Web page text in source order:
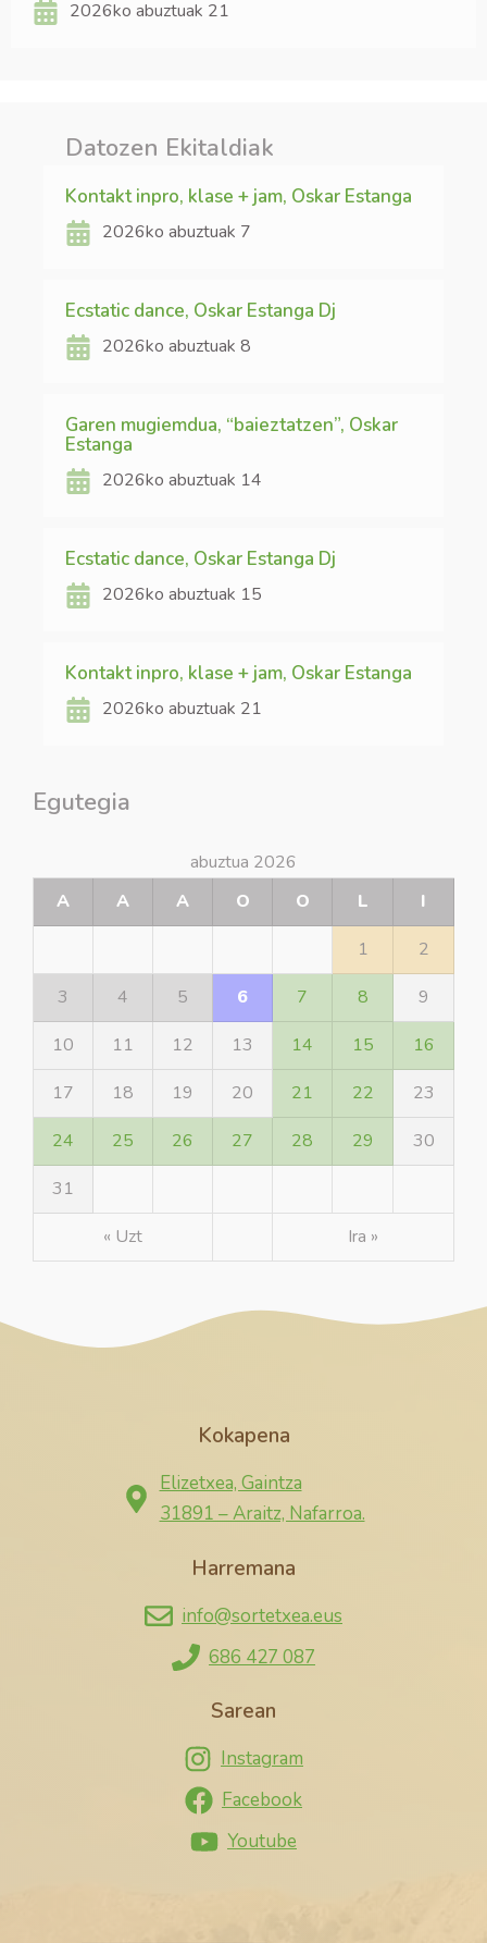
2026ko abuztuak 21
Datozen Ekitaldiak
Kontakt inpro, klase + jam, Oskar Estanga
2026ko abuztuak 7
Ecstatic dance, Oskar Estanga Dj
2026ko abuztuak 8
Garen mugiemdua, “baieztatzen”, Oskar
Estanga
2026ko abuztuak 14
Ecstatic dance, Oskar Estanga Dj
2026ko abuztuak 15
Kontakt inpro, klase + jam, Oskar Estanga
2026ko abuztuak 21
Egutegia
abuztua 2026
A
A A O O L
I
1
2
3
4 5 6 7 8
9
10
11 12 13 14 15
16
17
18 19 20 21 22
23
24
25 26 27 28 29
30
31
« Uzt
Ira »
Kokapena
Elizetxea, Gaintza
31891 – Araitz, Nafarroa.
Harremana
info@sortetxea.eus
686 427 087
Sarean
Instagram
Facebook
Youtube